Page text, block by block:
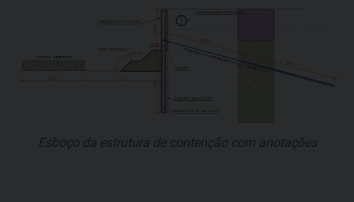
Esboço da estrutura de contenção com anotações